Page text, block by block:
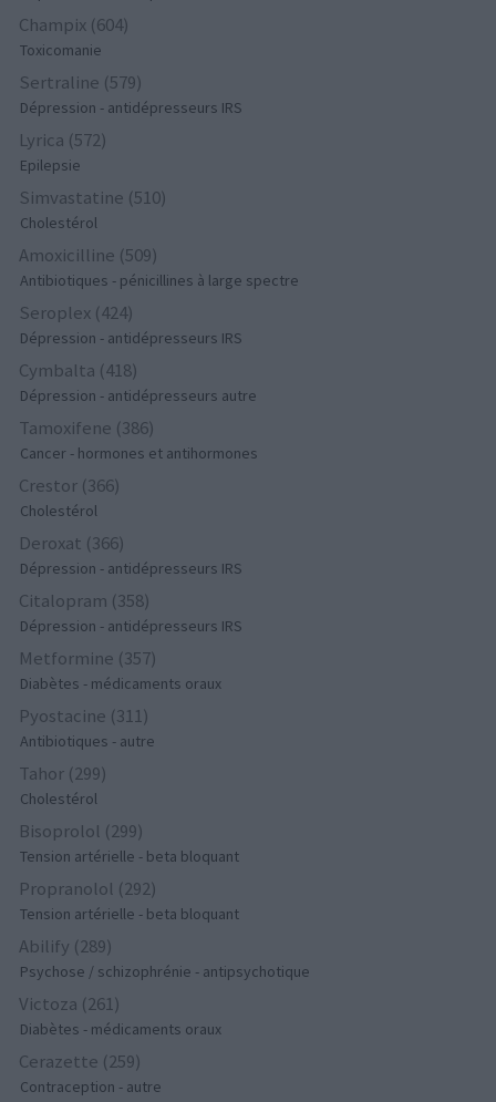
Champix (604)
Toxicomanie
Sertraline (579)
Dépression - antidépresseurs IRS
Lyrica (572)
Epilepsie
Simvastatine (510)
Cholestérol
Amoxicilline (509)
Antibiotiques - pénicillines à large spectre
Seroplex (424)
Dépression - antidépresseurs IRS
Cymbalta (418)
Dépression - antidépresseurs autre
Tamoxifene (386)
Cancer - hormones et antihormones
Crestor (366)
Cholestérol
Deroxat (366)
Dépression - antidépresseurs IRS
Citalopram (358)
Dépression - antidépresseurs IRS
Metformine (357)
Diabètes - médicaments oraux
Pyostacine (311)
Antibiotiques - autre
Tahor (299)
Cholestérol
Bisoprolol (299)
Tension artérielle - beta bloquant
Propranolol (292)
Tension artérielle - beta bloquant
Abilify (289)
Psychose / schizophrénie - antipsychotique
Victoza (261)
Diabètes - médicaments oraux
Cerazette (259)
Contraception - autre